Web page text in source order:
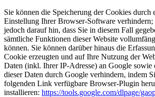
Sie können die Speicherung der Cookies durch
Einstellung Ihrer Browser-Software
jedoch darauf hin, dass Sie in diesem Fall
sämtliche Funktionen dieser Website
können. Sie können darüber hinaus die
Cookie erzeugten und auf Ihre Nutzung der
Daten (inkl. Ihrer IP-Adresse) an Google sowie
dieser Daten durch Google verhindern, indem
folgenden Link verfügbare Browser-Plugin
installieren: https://tools.google.com/dlpage/